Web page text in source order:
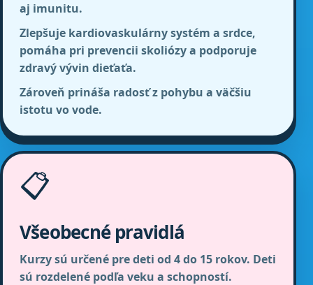
aj imunitu.
Zlepšuje kardiovaskulárny systém a srdce,
pomáha pri prevencii skoliózy a podporuje
zdravý vývin dieťaťa.
Zároveň prináša radosť z pohybu a väčšiu
istotu vo vode.
📋
Všeobecné pravidlá
Kurzy sú určené pre deti od 4 do 15 rokov. Deti
sú rozdelené podľa veku a schopností.